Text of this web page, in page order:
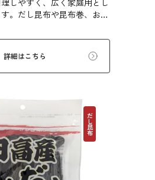
しやすく、広く家庭用とし
。だし昆布や昆布巻、おで
に最適です。
詳細はこちら
だし昆布